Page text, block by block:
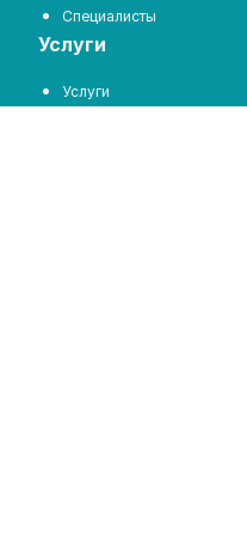
Специалисты
услуги
Услуги